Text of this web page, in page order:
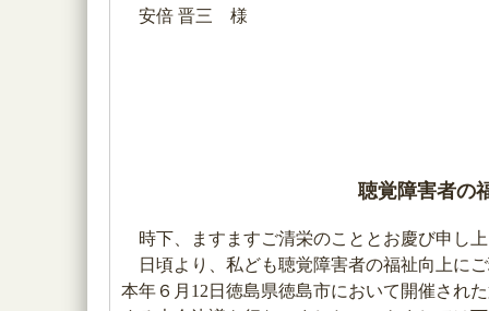
安倍 晋三 様
聴覚障害者の
時下、ますますご清栄のこととお慶び申し
日頃より、私ども聴覚障害者の福祉向上に
本年６月12日徳島県徳島市において開催され